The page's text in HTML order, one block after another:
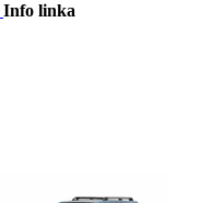
Info linka